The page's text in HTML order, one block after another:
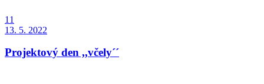
11
13. 5. 2022
Projektový den ,,včely´´